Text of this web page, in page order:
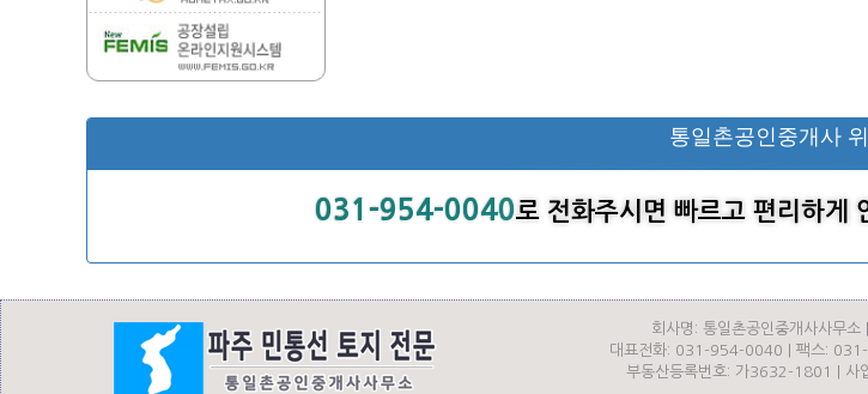
통일촌공인중개사
031-954-0040로 전화주시면 빠르고 편리하게
회사명: 통일촌공인중개사사무
대표전화: 031-954-0040 | 팩스:
부동산등록번호: 가3632-1801 | 사